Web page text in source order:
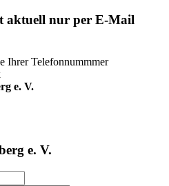
aktuell nur per E-Mail
Ihrer Telefonnummmer
e. V.
e. V.